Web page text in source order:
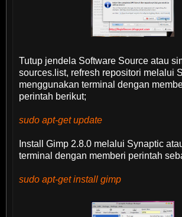
Tutup jendela Software Source atau
sources.list, refresh repositori melalui
menggunakan terminal dengan
perintah berikut;
sudo apt-get update
Install Gimp 2.8.0 melalui Synaptic
terminal dengan memberi perintah
sudo apt-get install gimp